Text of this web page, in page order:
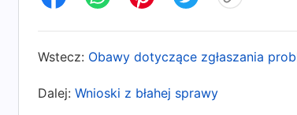
bezwartościowym charakterze! Bez
waszą nieprawość i
Wstecz: Obawy dotyczące zgłaszania
Dalej: Wnioski z błahej sprawy